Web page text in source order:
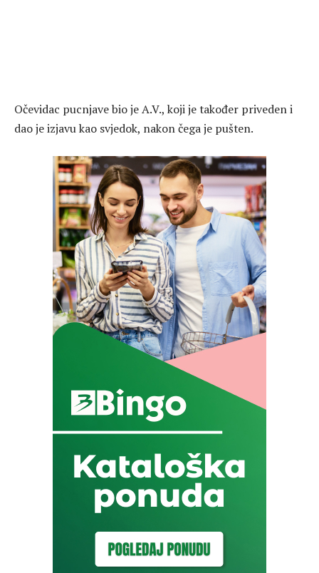
Očevidac pucnjave bio je A.V., koji je također priveden i
dao je izjavu kao svjedok, nakon čega je pušten.